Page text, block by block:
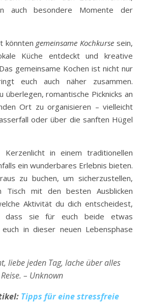
auch besondere Momente der
könnten gemeinsame Kochkurse sein,
Küche entdeckt und kreative
gemeinsame Kochen ist nicht nur
euch auch näher zusammen.
romantische Picknicks an
Ort zu organisieren – vielleicht
oder über die sanften Hügel
Kerzenlicht in einem traditionellen
ein wunderbares Erlebnis bieten.
zu buchen, um sicherzustellen,
Tisch mit den besten Ausblicken
Aktivität du dich entscheidest,
dass sie für euch beide etwas
in dieser neuen Lebensphase
liebe jeden Tag, lache über alles
– Unknown
Tipps für eine stressfreie